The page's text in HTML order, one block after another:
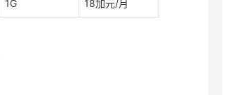
1G 18加元/月